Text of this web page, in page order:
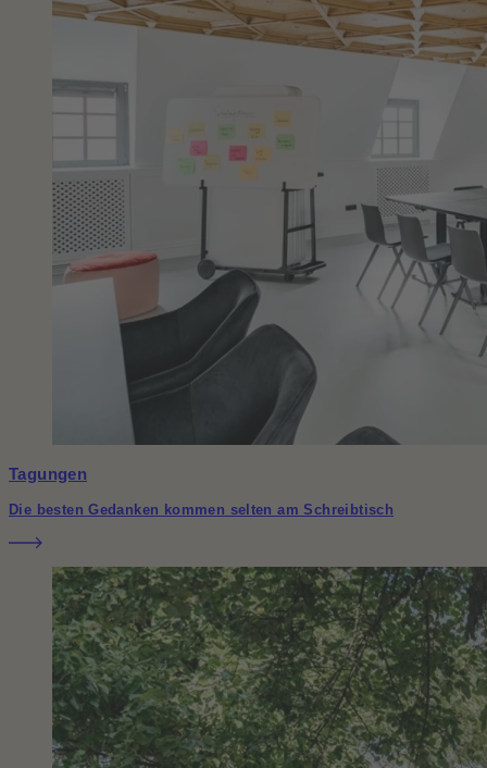
Tagungen
Die besten Gedanken kommen selten am Schreibtisch